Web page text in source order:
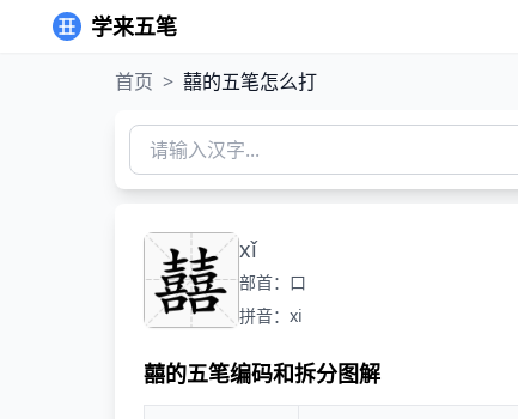
学来五笔
首页 > 囍的五笔怎么打
xǐ
部首：口
拼音：xi
囍的五笔编码和拆分图解